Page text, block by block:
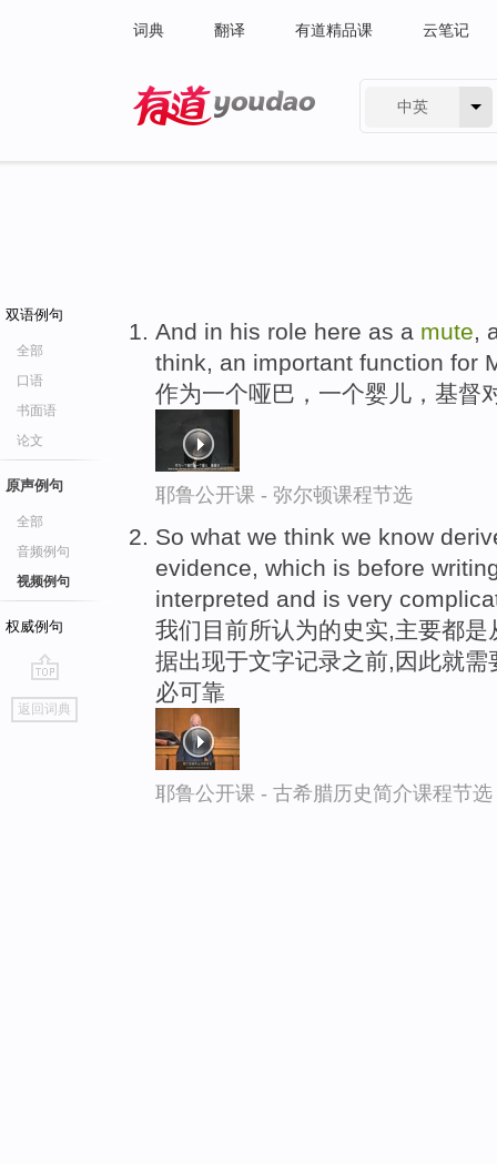
词典 翻译 有道精品课 云笔记
中英
双语例句
全部
口语
书面语
论文
原声例句
全部
音频例句
视频例句
权威例句
go
top
返回词典
And in his role here as a mute,
think, an important function for
作为一个哑巴，一个婴儿，基督
耶鲁公开课 - 弥尔顿课程节选
So what we think we know
evidence, which is before
interpreted and is very
我们目前所认为的史实,主要都
据出现于文字记录之前,因此就
必可靠
耶鲁公开课 - 古希腊历史简介课程节选